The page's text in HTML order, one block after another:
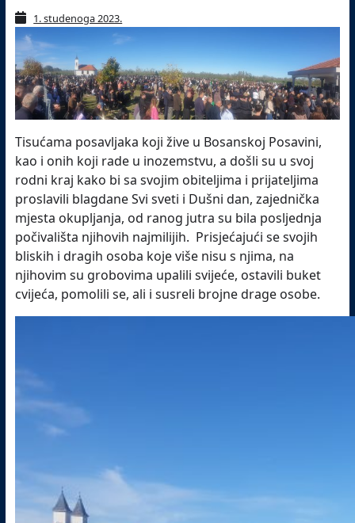
1. studenoga 2023.
Tisućama posavljaka koji žive u Bosanskoj Posavini,
kao i onih koji rade u inozemstvu, a došli su u svoj
rodni kraj kako bi sa svojim obiteljima i prijateljima
proslavili blagdane Svi sveti i Dušni dan, zajednička
mjesta okupljanja, od ranog jutra su bila posljednja
počivališta njihovih najmilijih. Prisjećajući se svojih
bliskih i dragih osoba koje više nisu s njima, na
njihovim su grobovima upalili svijeće, ostavili buket
cvijeća, pomolili se, ali i susreli brojne drage osobe.